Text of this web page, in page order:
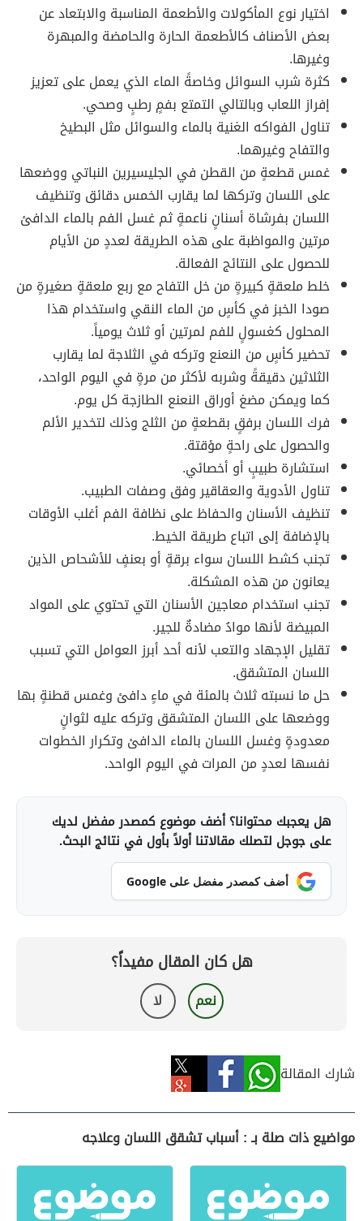
اختيار نوع المأكولات والأطعمة المناسبة والابتعاد عن
بعض الأصناف كالأطعمة الحارة والحامضة والمبهرة
وغيرها.
كثرة شرب السوائل وخاصةً الماء الذي يعمل على تعزيز
إفراز اللعاب وبالتالي التمتع بفمٍ رطبٍ وصحي.
تناول الفواكه الغنية بالماء والسوائل مثل البطيخ
والتفاح وغيرهما.
غمس قطعةٍ من القطن في الجليسيرين النباتي ووضعها
على اللسان وتركها لما يقارب الخمس دقائق وتنظيف
اللسان بفرشاة أسنانٍ ناعمةٍ ثم غسل الفم بالماء الدافئ
مرتين والمواظبة على هذه الطريقة لعددٍ من الأيام
للحصول على النتائج الفعالة.
خلط ملعقةٍ كبيرةٍ من خل التفاح مع ربع ملعقةٍ صغيرةٍ من
صودا الخبز في كأسٍ من الماء النقي واستخدام هذا
المحلول كغسولٍ للفم لمرتين أو ثلاث يومياً.
تحضير كأسٍ من النعنع وتركه في الثلاجة لما يقارب
الثلاثين دقيقةً وشربه لأكثر من مرةٍ في اليوم الواحد،
كما ويمكن مضغ أوراق النعنع الطازجة كل يوم.
فرك اللسان برفقٍ بقطعةٍ من الثلج وذلك لتخدير الألم
والحصول على راحةٍ مؤقتة.
استشارة طبيبٍ أو أخصائي.
تناول الأدوية والعقاقير وفق وصفات الطبيب.
تنظيف الأسنان والحفاظ على نظافة الفم أغلب الأوقات
بالإضافة إلى اتباع طريقة الخيط.
تجنب كشط اللسان سواء برقةٍ أو بعنفٍ للأشحاص الذين
يعانون من هذه المشكلة.
تجنب استخدام معاجين الأسنان التي تحتوي على المواد
المبيضة لأنها موادُ مضادةٌ للجير.
تقليل الإجهاد والتعب لأنه أحد أبرز العوامل التي تسبب
اللسان المتشقق.
حل ما نسبته ثلاث بالمئة في ماءٍ دافئ وغمس قطنةٍ بها
ووضعها على اللسان المتشقق وتركه عليه لثوانٍ
معدودةٍ وغسل اللسان بالماء الدافئ وتكرار الخطوات
نفسها لعددٍ من المرات في اليوم الواحد.
هل يعجبك محتوانا؟ أضف موضوع كمصدر مفضل لديك
على جوجل لتصلك مقالاتنا أولاً بأول في نتائج البحث.
أضف كمصدر مفضل على Google
هل كان المقال مفيداً؟
نعم لا
شارك المقالة
مواضيع ذات صلة بـ : أسباب تشقق اللسان وعلاجه